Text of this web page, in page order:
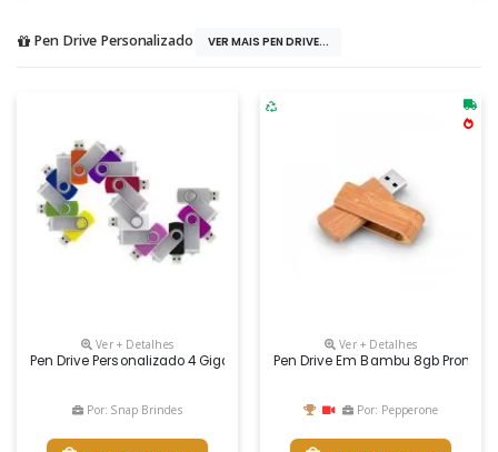
Pen Drive Personalizado VER MAIS PEN DRIVE...
Ver + Detalhes
Pen Drive Personalizado 4 Gigas, Modelo Em Promoção, Personalizado
Por: Snap Brindes
Ver + Detalhes
Pen Drive Em Bambu 8gb
Por: Pepperone